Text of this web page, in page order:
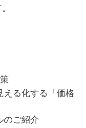
える化する「価格
のご紹介